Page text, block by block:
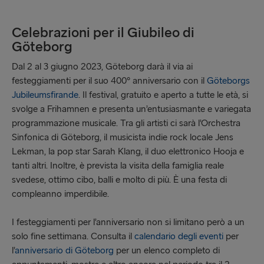
Celebrazioni per il Giubileo di
Göteborg
Dal 2 al 3 giugno 2023, Göteborg darà il via ai
festeggiamenti per il suo 400º anniversario con il Göteborgs
Jubileumsfirande. Il festival, gratuito e aperto a tutte le età, si
svolge a Frihamnen e presenta un’entusiasmante e variegata
programmazione musicale. Tra gli artisti ci sarà l’Orchestra
Sinfonica di Göteborg, il musicista indie rock locale Jens
Lekman, la pop star Sarah Klang, il duo elettronico Hooja e
tanti altri. Inoltre, è prevista la visita della famiglia reale
svedese, ottimo cibo, balli e molto di più. È una festa di
compleanno imperdibile.
I festeggiamenti per l’anniversario non si limitano però a un
solo fine settimana. Consulta il calendario degli eventi per
l’anniversario di Göteborg per un elenco completo di